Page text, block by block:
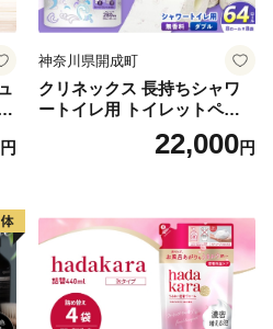
円
神奈川県開成町
クリネックス 長持ちシャワ
ートイレ用 トイレットペー
パー（ダブル）64ロール(8ロ
ール×8パック) 開成町 トイレ
蓄 防災 エコ 消耗品 生活雑貨
生活用品 無香料 トイレット
ペーパー ダブル といれっと
ぺーぱー トイレ クレシア ト
イレットペーパー [BDBH002
-1]
22,000円